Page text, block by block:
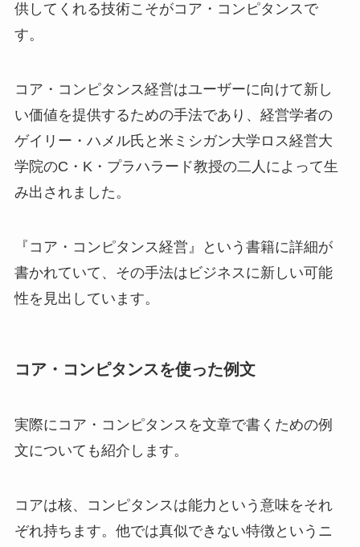
供してくれる技術こそがコア・コンピタンスで
す。
コア・コンピタンス経営はユーザーに向けて新し
い価値を提供するための手法であり、経営学者の
ゲイリー・ハメル氏と米ミシガン大学ロス経営大
学院のC・K・プラハラード教授の二人によって生
み出されました。
『コア・コンピタンス経営』という書籍に詳細が
書かれていて、その手法はビジネスに新しい可能
性を見出しています。
コア・コンピタンスを使った例文
実際にコア・コンピタンスを文章で書くための例
文についても紹介します。
コアは核、コンピタンスは能力という意味をそれ
ぞれ持ちます。他では真似できない特徴というニ